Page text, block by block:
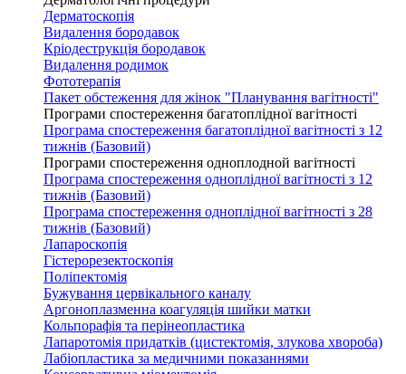
Дерматоскопія
Видалення бородавок
Кріодеструкція бородавок
Видалення родимок
Фототерапія
Пакет обстеження для жінок "Планування вагітності"
Програми спостереження багатоплідної вагітності
Програма спостереження багатоплідної вагітності з 12
тижнів (Базовий)
Програми спостереження одноплодной вагітності
Програма спостереження одноплідної вагітності з 12
тижнів (Базовий)
Програма спостереження одноплідної вагітності з 28
тижнів (Базовий)
Лапароскопія
Гістерорезектоскопія
Поліпектомія
Бужування цервікального каналу
Аргоноплазменна коагуляція шийки матки
Кольпорафія та перінеопластика
Лапаротомія придатків (цистектомія, злукова хвороба)
Лабіопластика за медичними показаннями